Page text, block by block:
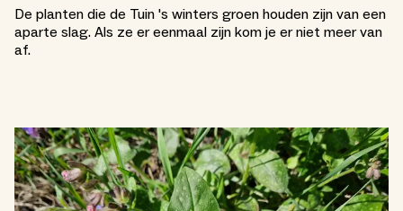
De planten die de Tuin 's winters groen houden zijn van een
aparte slag. Als ze er eenmaal zijn kom je er niet meer van
af.